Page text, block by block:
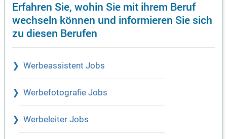
Erfahren Sie, wohin Sie mit ihrem Beruf
wechseln können und informieren Sie sich
zu diesen Berufen
Werbeassistent Jobs
Werbefotografie Jobs
Werbeleiter Jobs